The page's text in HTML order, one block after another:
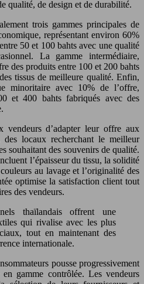
qualité, de design et de durabilité.
trois gammes principales de
représentant environ 60%
50 et 100 bahts avec une qualité
La gamme intermédiaire,
des produits entre 100 et 200 bahts
tissus de meilleure qualité. Enfin,
minoritaire avec 10% de l’offre,
et 400 bahts fabriqués avec des
vendeurs d’adapter leur offre aux
locaux recherchant le meilleur
souhaitant des souvenirs de qualité.
l’épaisseur du tissu, la solidité
au lavage et l’originalité des
optimise la satisfaction client tout
des vendeurs.
thaïlandais offrent une
qui rivalise avec les plus
tout en maintenant des
internationale.
pousse progressivement
gamme contrôlée. Les vendeurs